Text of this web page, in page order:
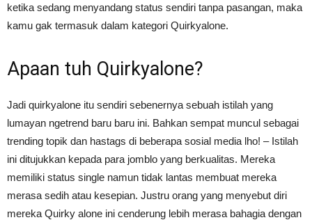
ketika sedang menyandang status sendiri tanpa pasangan, maka
kamu gak termasuk dalam kategori Quirkyalone.
Apaan tuh Quirkyalone?
Jadi quirkyalone itu sendiri sebenernya sebuah istilah yang
lumayan ngetrend baru baru ini. Bahkan sempat muncul sebagai
trending topik dan hastags di beberapa sosial media lho! – Istilah
ini ditujukkan kepada para jomblo yang berkualitas. Mereka
memiliki status single namun tidak lantas membuat mereka
merasa sedih atau kesepian. Justru orang yang menyebut diri
mereka Quirky alone ini cenderung lebih merasa bahagia dengan